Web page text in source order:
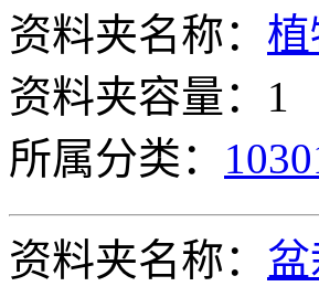
资料夹名称：
资料夹容量：1
所属分类：
资料夹名称：